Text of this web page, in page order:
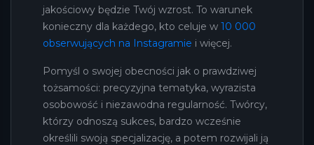
jakościowy będzie Twój wzrost. To warunek
konieczny dla każdego, kto celuje w 10 000
obserwujących na Instagramie i więcej.
Pomyśl o swojej obecności jak o prawdziwej
tożsamości: precyzyjna tematyka, wyrazista
osobowość i niezawodna regularność. Twórcy,
którzy odnoszą sukces, bardzo wcześnie
określili swoją specjalizację, a potem rozwijali ją